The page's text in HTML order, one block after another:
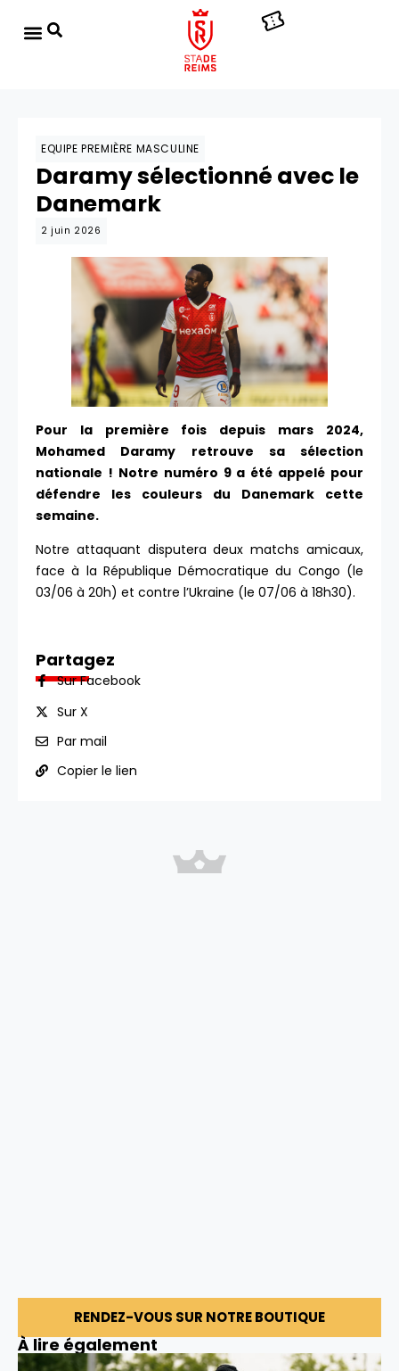
EQUIPE PREMIÈRE MASCULINE
Daramy sélectionné avec le
Danemark
2 juin 2026
Pour la première fois depuis mars 2024,
Mohamed Daramy retrouve sa sélection
nationale ! Notre numéro 9 a été appelé pour
défendre les couleurs du Danemark cette
semaine.
Notre attaquant disputera deux matchs amicaux,
face à la République Démocratique du Congo (le
03/06 à 20h) et contre l’Ukraine (le 07/06 à 18h30).
Partagez
Sur Facebook
Sur X
Par mail
Copier le lien
RENDEZ-VOUS SUR NOTRE BOUTIQUE
À lire également